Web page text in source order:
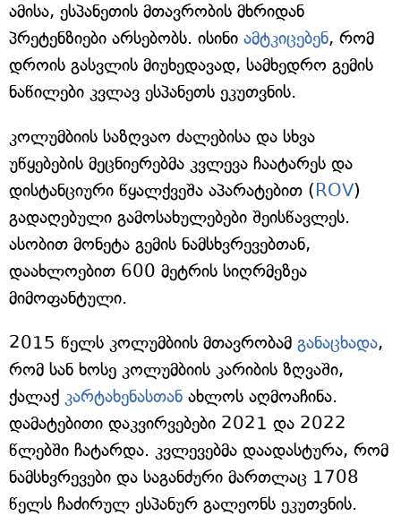
ამისა, ესპანეთის მთავრობის მხრიდან
პრეტენზიები არსებობს. ისინი ამტკიცებენ, რომ
დროის გასვლის მიუხედავად, სამხედრო გემის
ნაწილები კვლავ ესპანეთს ეკუთვნის.
კოლუმბიის საზღვაო ძალებისა და სხვა
უწყებების მეცნიერებმა კვლევა ჩაატარეს და
დისტანციური წყალქვეშა აპარატებით ( ROV)
გადაღებული გამოსახულებები შეისწავლეს.
ასობით მონეტა გემის ნამსხვრევებთან,
დაახლოებით 600 მეტრის სიღრმეზეა
მიმოფანტული.
2015 წელს კოლუმბიის მთავრობამ განაცხადა,
რომ სან ხოსე კოლუმბიის კარიბის ზღვაში,
ქალაქ კარტახენასთან ახლოს აღმოაჩინა.
დამატებითი დაკვირვებები 2021 და 2022
წლებში ჩატარდა. კვლევებმა დაადასტურა, რომ
ნამსხვრევები და საგანძური მართლაც 1708
წელს ჩაძირულ ესპანურ გალეონს ეკუთვნის.